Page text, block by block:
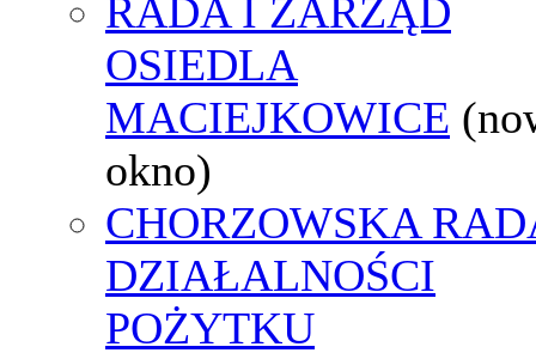
RADA I ZARZĄD
OSIEDLA
MACIEJKOWICE
okno)
CHORZOWSKA
DZIAŁALNOŚCI
POŻYTKU